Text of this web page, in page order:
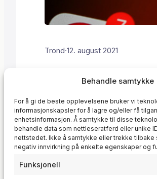
Behandle samtykke
For å gi de beste opplevelsene bruker vi
informasjonskapsler for å lagre og/eller få
enhetsinformasjon. Å samtykke til disse
behandle data som nettleseratferd eller unike
nettstedet. Ikke å samtykke eller trekke tilbake
negativ innvirkning på enkelte egenskaper og
Funksjonell
Trond·12. august 2021
bygget på Laravel for en
oppdragsgiver. Systemet lar
sende meldinger til sine
en strukturert måte, med
som automatiserer daglige
Hovedfunksjoner
Systemet har to typer SMS-
funksjonalitet: Brukere kan velge
Automasjon, Forretningssystemer ,
Kundekommunikasjon,
løsninger, Web applikasjoner